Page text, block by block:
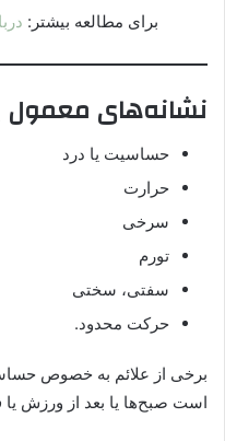
برای مطالعه بیشتر:
نشانه‌های معمول
حساسیت یا درد
حرارت
سرخی
تورم
سفتی، سختی
حرکت محدود.
برخی از علائم به خصوص
است صبح‌ها یا بعد از ورزش یا